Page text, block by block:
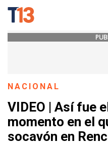
NACIONAL
VIDEO | Así fue
momento en el
socavón en